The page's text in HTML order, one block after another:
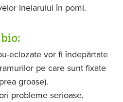
inelarului în pomi.
eclozate vor fi îndepărtate
pe care sunt fixate
groase).
probleme serioase,